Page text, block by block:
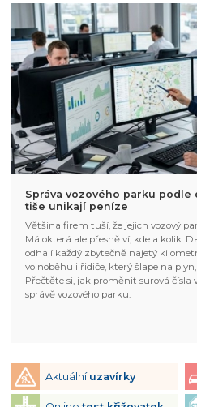
Správa vozového parku
tiše unikají peníze
Většina firem tuší, že jejich vozový
Málokterá ale přesně ví, kde a kolik.
odhalí každý zbytečně najetý
volnoběhu i řidiče, který šlape na
Přečtěte si, jak proměnit surová čísla
správě vozového parku.
Aktuální uzavírky